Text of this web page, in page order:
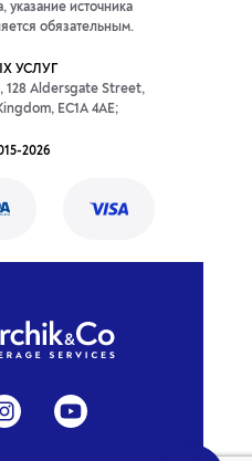
указание источника
обязательным.
УСЛУГ
128 Aldersgate Street,
EC1A 4AE;
2026